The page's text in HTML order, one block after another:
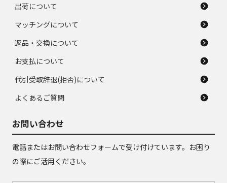
出荷について
マッチングについて
返品・交換について
お支払について
代引受取辞退(拒否)について
よくあるご質問
お問い合わせ
電話またはお問い合わせフォームで受け付けています。お困り
の際にご活用ください。